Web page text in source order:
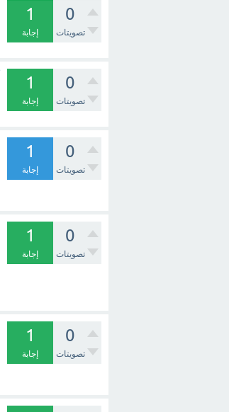
0
تصويتات
1
إجابة
0
تصويتات
1
إجابة
0
تصويتات
1
إجابة
0
تصويتات
1
إجابة
0
تصويتات
1
إجابة